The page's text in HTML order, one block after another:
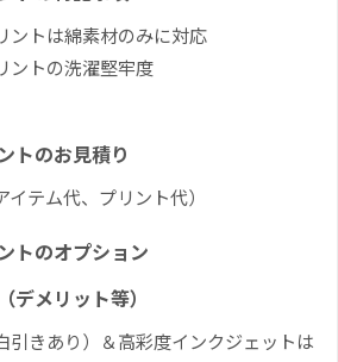
ントは綿素材のみに対応
ントの洗濯堅牢度
トのお見積り
テム代、プリント代）
トのオプション
デメリット等）
引きあり）＆高彩度インクジェットは